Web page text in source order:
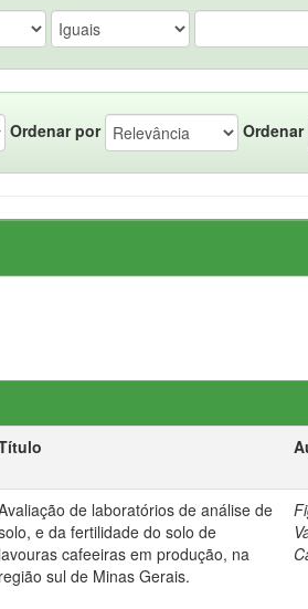
Ordenar por Ordenar
de laboratórios de análise de
e da fertilidade do solo de
lavouras cafeeiras em produção, na
região sul de Minas Gerais.